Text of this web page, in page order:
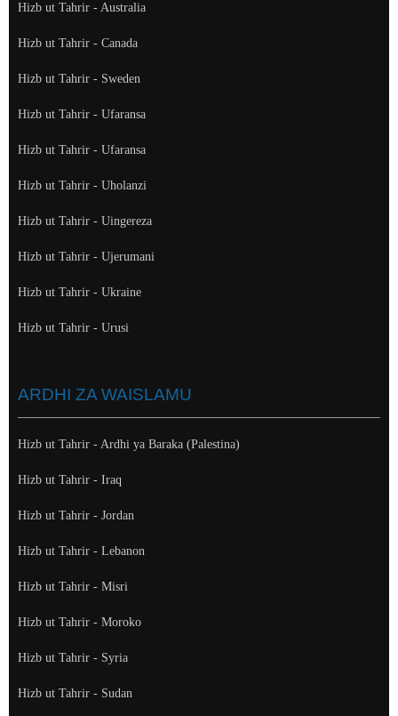
Hizb ut Tahrir - Australia
Hizb ut Tahrir - Canada
Hizb ut Tahrir - Sweden
Hizb ut Tahrir - Ufaransa
Hizb ut Tahrir - Ufaransa
Hizb ut Tahrir - Uholanzi
Hizb ut Tahrir - Uingereza
Hizb ut Tahrir - Ujerumani
Hizb ut Tahrir - Ukraine
Hizb ut Tahrir - Urusi
ARDHI ZA WAISLAMU
Hizb ut Tahrir - Ardhi ya Baraka (Palestina)
Hizb ut Tahrir - Iraq
Hizb ut Tahrir - Jordan
Hizb ut Tahrir - Lebanon
Hizb ut Tahrir - Misri
Hizb ut Tahrir - Moroko
Hizb ut Tahrir - Syria
Hizb ut Tahrir - Sudan